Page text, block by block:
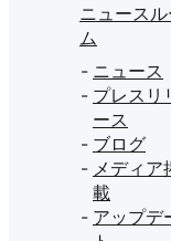
ニュースル
ム
ニュース
プレスリ
ース
ブログ
メディア
載
アップデ